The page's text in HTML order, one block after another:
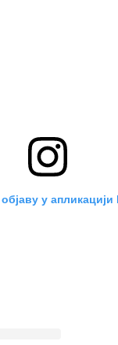
у апликацији